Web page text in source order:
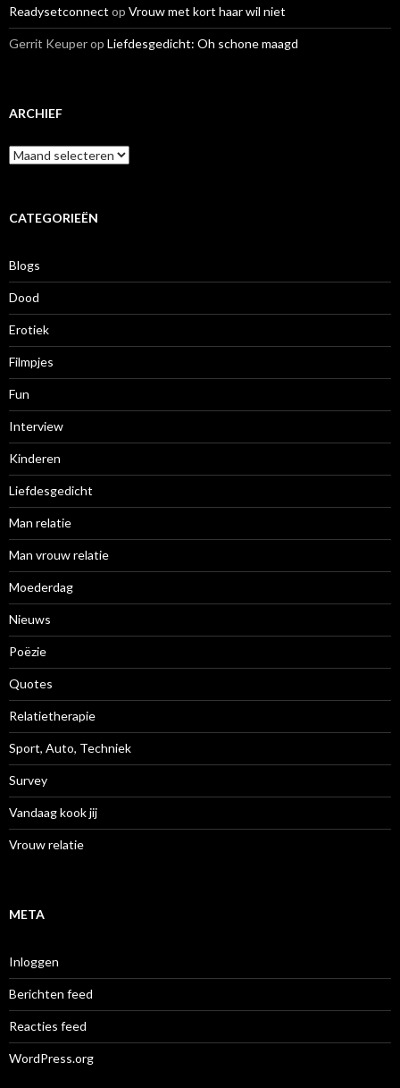
Readysetconnect op Vrouw met kort haar wil niet
Gerrit Keuperop Liefdesgedicht: Oh schone maagd
ARCHIEF
A
r
iCATEGORIEËN
Blogs
Dood
Erotiek
Filmpjes
Fun
Interview
Kinderen
Liefdesgedicht
Man relatie
Man vrouw relatie
Moederdag
Nieuws
Poëzie
Quotes
Relatietherapie
Sport, Auto, Techniek
Survey
Vandaag kook jij
Vrouw relatie
META
Inloggen
Berichten feed
Reacties feed
WordPress.org